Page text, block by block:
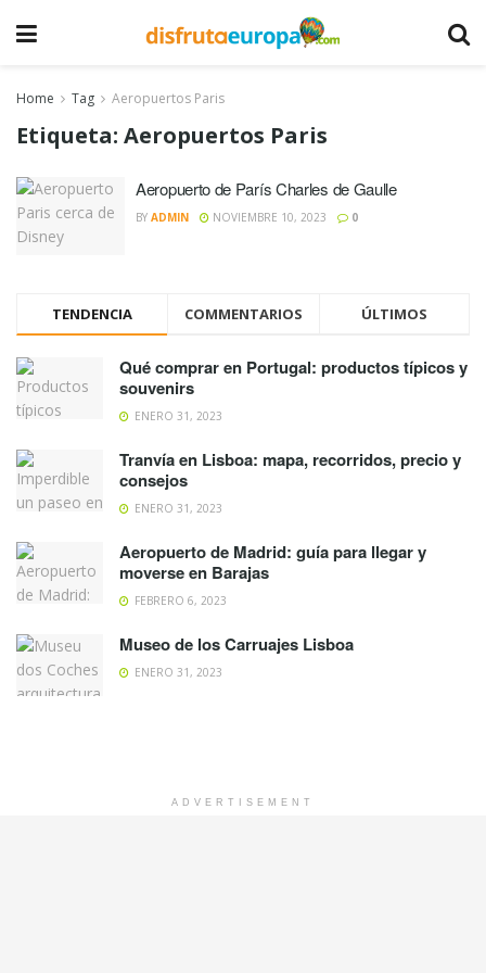
Home Tag Aeropuertos Paris
Etiqueta: Aeropuertos Paris
Aeropuerto de París Charles de Gaulle
BY ADMIN NOVIEMBRE 10, 2023 0
TENDENCIA COMMENTARIOS ÚLTIMOS
Qué comprar en Portugal: productos típicos y
souvenirs
ENERO 31, 2023
Tranvía en Lisboa: mapa, recorridos, precio y
consejos
ENERO 31, 2023
Aeropuerto de Madrid: guía para llegar y
moverse en Barajas
FEBRERO 6, 2023
Museo de los Carruajes Lisboa
ENERO 31, 2023
ADVERTISEMENT